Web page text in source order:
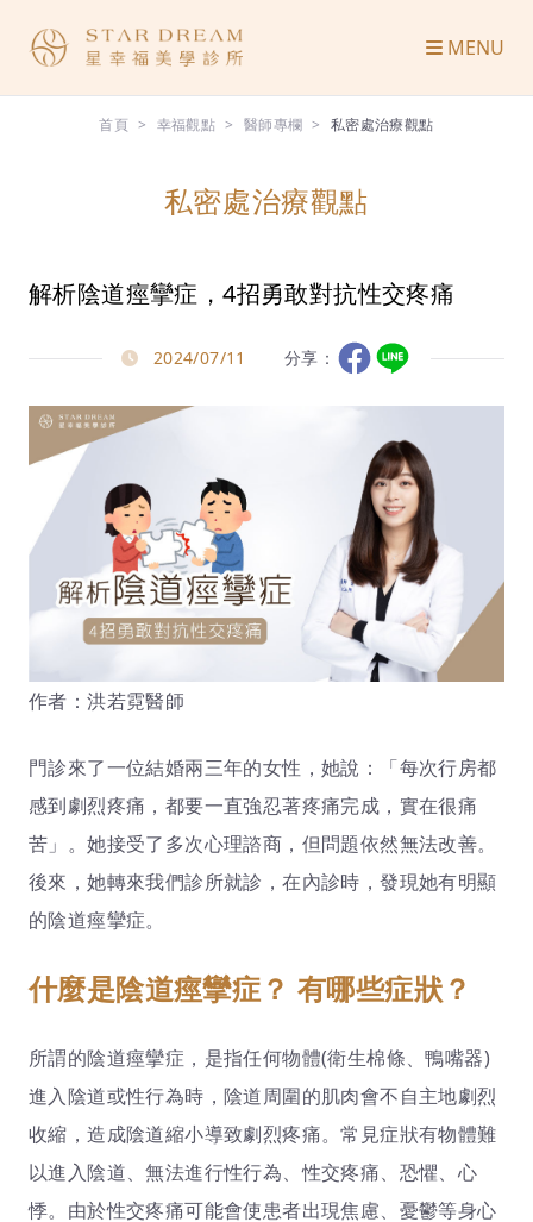
MENU
首頁 幸福觀點 醫師專欄 私密處治療觀點
私密處治療觀點
解析陰道痙攣症，4招勇敢對抗性交疼痛
2024/07/11 分享：
作者：洪若霓醫師
門診來了一位結婚兩三年的女性，她說：「每次行房都
感到劇烈疼痛，都要一直強忍著疼痛完成，實在很痛
苦」。她接受了多次心理諮商，但問題依然無法改善。
後來，她轉來我們診所就診，在內診時，發現她有明顯
的陰道痙攣症。
什麼是陰道痙攣症？ 有哪些症狀？
所謂的陰道痙攣症，是指任何物體(衛生棉條、鴨嘴器)
進入陰道或性行為時，陰道周圍的肌肉會不自主地劇烈
收縮，造成陰道縮小導致劇烈疼痛。常見症狀有物體難
以進入陰道、無法進行性行為、性交疼痛、恐懼、心
悸。由於性交疼痛可能會使患者出現焦慮、憂鬱等身心